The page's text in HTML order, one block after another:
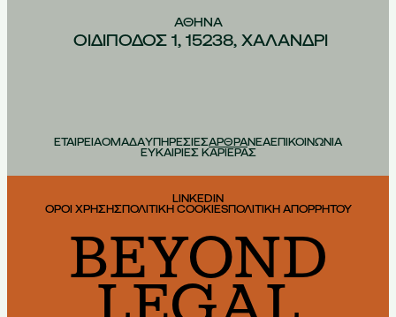
ΑΘHΝΑ
ΟΙΔIΠΟΔΟΣ 1, 15238, ΧΑΛAΝΔΡΙ
ΕΤΑΙΡΕΙΑΟΜΑΔΑΥΠΗΡΕΣΙΕΣΑΡΘΡΑΝΕΑΕΠΙΚΟΙΝΩΝΙΑ
ΕΥΚΑΙΡΙΕΣ ΚΑΡΙΕΡΑΣ
LINKEDIN
ΟΡΟΙ ΧΡΗΣΗΣΠΟΛΙΤΙΚΗ COOKIESΠΟΛΙΤΙΚΗ ΑΠΟΡΡΗΤΟΥ
BEYOND